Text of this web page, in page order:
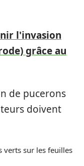
l'invasion
grâce au
de pucerons
doivent
verts sur les feuilles